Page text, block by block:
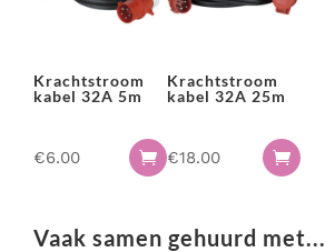
Krachtstroom
kabel 32A 5m
€6.00 
Krachtstroom
kabel 32A 25m
€18.00 
Vaak samen gehuurd met...